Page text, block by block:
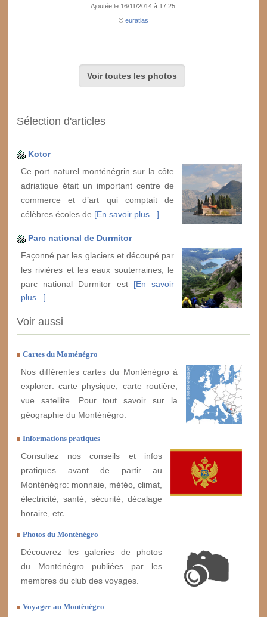
Ajoutée le 16/11/2014 à 17:25
© euratlas
Voir toutes les photos
Sélection d'articles
Kotor
Ce port naturel monténégrin sur la côte
adriatique était un important centre de
commerce et d’art qui comptait de
célèbres écoles de [En savoir plus...]
Parc national de Durmitor
Façonné par les glaciers et découpé par
les rivières et les eaux souterraines, le
parc national Durmitor est [En savoir
plus...]
Voir aussi
Cartes du Monténégro
Nos différentes cartes du Monténégro à
explorer: carte physique, carte routière,
vue satellite. Pour tout savoir sur la
géographie du Monténégro.
Informations pratiques
Consultez nos conseils et infos
pratiques avant de partir au
Monténégro: monnaie, météo, climat,
électricité, santé, sécurité, décalage
horaire, etc.
Photos du Monténégro
Découvrez les galeries de photos
du Monténégro publiées par les
membres du club des voyages.
Voyager au Monténégro